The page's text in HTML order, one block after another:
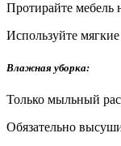
Протирайте мебель
Используйте
Влажная уборка:
Только мыльный
Обязательно